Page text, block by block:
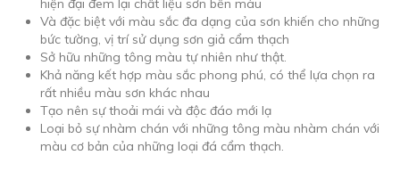
hiện đại đem lại chất liệu sơn bền màu
Và đặc biệt với màu sắc đa dạng của sơn khiến cho những
bức tường, vị trí sử dụng sơn giả cẩm thạch
Sở hữu những tông màu tự nhiên như thật.
Khả năng kết hợp màu sắc phong phú, có thể lựa chọn ra
rất nhiều màu sơn khác nhau
Tạo nên sự thoải mái và độc đáo mới lạ
Loại bỏ sự nhàm chán với những tông màu nhàm chán với
màu cơ bản của những loại đá cẩm thạch.